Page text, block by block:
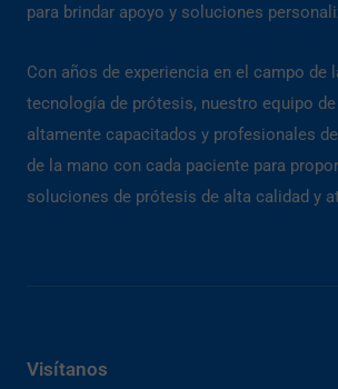
para brindar apoyo y soluciones
Con años de experiencia en el campo de
tecnología de prótesis, nuestro equipo
altamente capacitados y profesionales
de la mano con cada paciente para
soluciones de prótesis de alta calidad y
Visítanos